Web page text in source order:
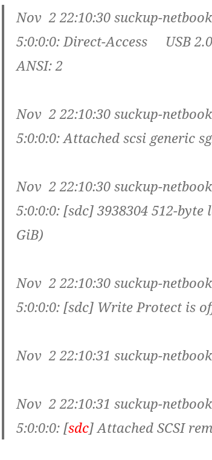
Nov 2 22:10:30 suckup-
5:0:0:0: Direct-Access USB
ANSI: 2
Nov 2 22:10:30 suckup-
5:0:0:0: Attached scsi generic
Nov 2 22:10:30 suckup-
5:0:0:0: [sdc] 3938304 512-
GiB)
Nov 2 22:10:30 suckup-
5:0:0:0: [sdc] Write Protect is
Nov 2 22:10:31 suckup-
Nov 2 22:10:31 suckup-
5:0:0:0: [sdc] Attached SCSI